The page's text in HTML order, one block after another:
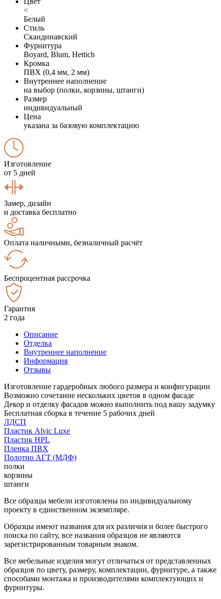
<
Белый
Стиль
Скандинавский
Фурнитура
Boyard, Blum, Hettich
Кромка
ПВХ (0,4 мм, 2 мм)
Внутреннее наполнение
на выбор (полки, корзины, штанги)
Размер
индивидуальный
Цена
указана за базовую комплектацию
Изготовление
от 5 дней
Замер, дизайн
и доставка бесплатно
Оплата наличными, безналичный расчёт
Беспроцентная рассрочка
Гарантия
2 года
Описание
Отделка
Внутреннее наполнение
Информация
Отзывы
Изготовление гардеробных любого размера и конфигурации
Возможно сочетание нескольких цветов в одном фасаде
Декор и отделку фасадов можно выполнить под вашу задумку
Бесплатная сборка в течение 5 рабочих дней
ЛДСП
Пластик Alvic Luxe
Пластик HPL
Пленка ПВХ
Полотно АГТ (МДФ)
полки
корзины
штанги
Все образцы мебели изготовлены по индивидуальному
проекту в единственном экземпляре.
Образцы имеют названия для их различия и более быстрого
поиска по сайту, все названия образцов не являются
зарегистрированным товарным знаком.
Все мебельные изделия могут отличаться от представленных
образцов по цвету, размеру, комплектации, фурнитуре, а также
способами монтажа и производителями комплектующих и
фурнитуры.